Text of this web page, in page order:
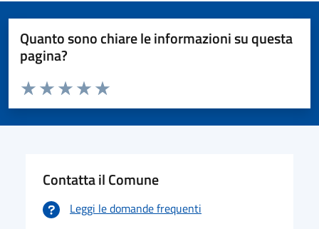
Quanto sono chiare le informazioni su questa
pagina?
Valuta da 1 a 5 stelle la pagina
Valuta 5 stelle su 5
Valuta 4 stelle su 5
Valuta 3 stelle su 5
Valuta 2 stelle su 5
Valuta 1 stelle su 5
Contatta il Comune
Leggi le domande frequenti